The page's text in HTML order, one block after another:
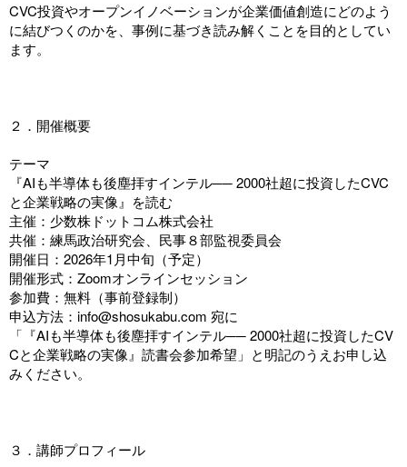
CVC投資やオープンイノベーションが企業価値創造にどのよう
に結びつくのかを、事例に基づき読み解くことを目的としてい
ます。
２．開催概要
テーマ
『AIも半導体も後塵拝すインテル── 2000社超に投資したCVC
と企業戦略の実像』を読む
主催：少数株ドットコム株式会社
共催：練馬政治研究会、民事８部監視委員会
開催日：2026年1月中旬（予定）
開催形式：Zoomオンラインセッション
参加費：無料（事前登録制）
申込方法：info@shosukabu.com 宛に
「『AIも半導体も後塵拝すインテル── 2000社超に投資したCV
Cと企業戦略の実像』読書会参加希望」と明記のうえお申し込
みください。
３．講師プロフィール